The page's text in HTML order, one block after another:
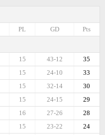
Pts
GD
PL
35
43-12
15
33
24-10
15
30
32-14
15
29
24-15
15
28
27-26
16
24
23-22
15